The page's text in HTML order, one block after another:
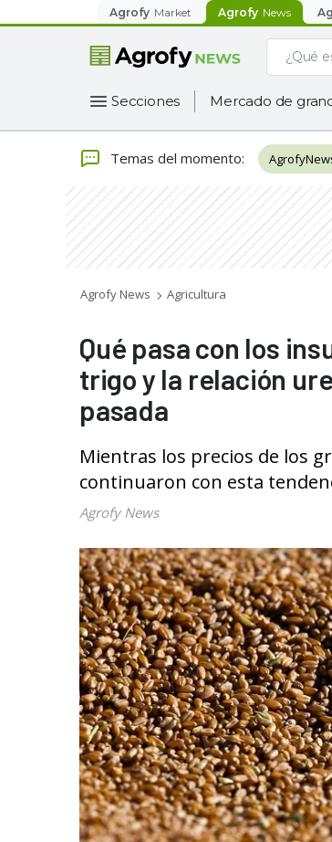
Agrofy Market Agrofy News
Secciones Mercado de
Temas del momento:
Agrofy News Agricultura
Qué pasa con los
trigo y la relación
pasada
Mientras los precios de los
continuaron con esta
Agrofy News